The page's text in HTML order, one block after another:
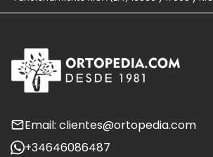
Email: clientes@ortopedia.com
+34646086487